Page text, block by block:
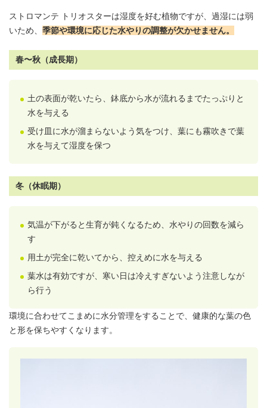
ストロマンテ トリオスターは湿度を好む植物ですが、過湿には弱
いため、 季節や環境に応じた水やりの調整が欠かせません。
春〜秋（成長期）
土の表面が乾いたら、鉢底から水が流れるまでたっぷりと
水を与える
受け皿に水が溜まらないよう気をつけ、葉にも霧吹きで葉
水を与えて湿度を保つ
冬（休眠期）
気温が下がると生育が鈍くなるため、水やりの回数を減ら
す
用土が完全に乾いてから、控えめに水を与える
葉水は有効ですが、寒い日は冷えすぎないよう注意しなが
ら行う
環境に合わせてこまめに水分管理をすることで、健康的な葉の色
と形を保ちやすくなります。